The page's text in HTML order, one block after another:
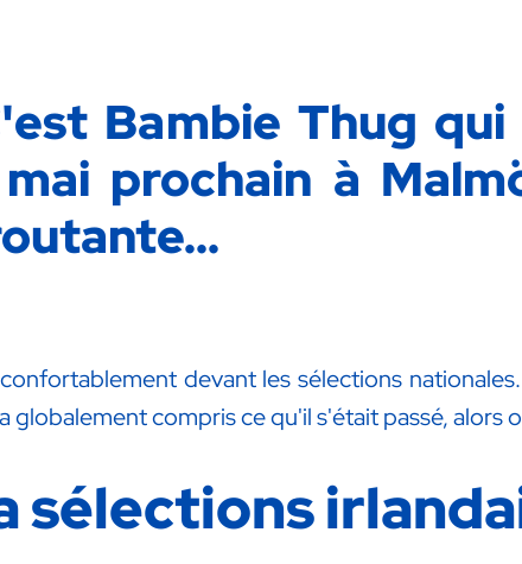
Bambie Thug
prochain à
devant les sélections
globalement compris ce qu'il s'était passé, alors
sélections